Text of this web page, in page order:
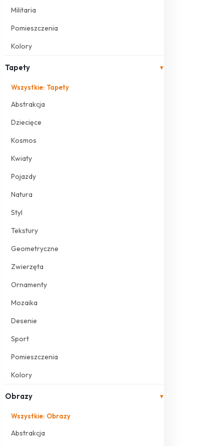
Militaria
Pomieszczenia
Kolory
Tapety ▾
Wszystkie: Tapety
Abstrakcja
Dziecięce
Kosmos
Kwiaty
Pojazdy
Natura
Styl
Tekstury
Geometryczne
Zwierzęta
Ornamenty
Mozaika
Desenie
Sport
Pomieszczenia
Kolory
Obrazy ▾
Wszystkie: Obrazy
Abstrakcja